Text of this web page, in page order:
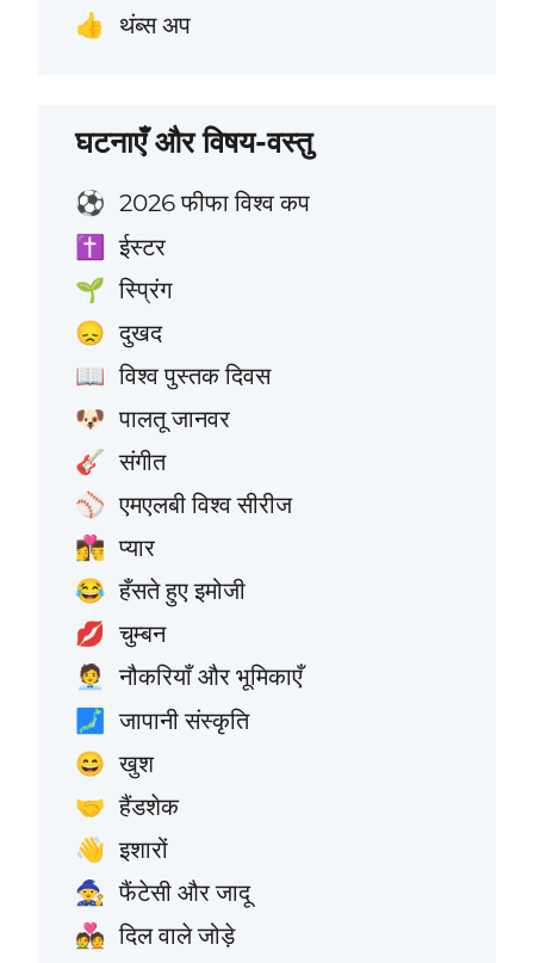
👍 थंब्स अप
घटनाएँ और विषय-वस्तु
⚽ 2026 फीफा विश्व कप
✝️ ईस्टर
🌱 स्प्रिंग
😞 दुखद
📖 विश्व पुस्तक दिवस
🐶 पालतू जानवर
🎸 संगीत
⚾ एमएलबी विश्व सीरीज
👩‍❤️‍💋‍👨 प्यार
😂 हँसते हुए इमोजी
💋 चुम्बन
🧑‍💼 नौकरियाँ और भूमिकाएँ
🗾 जापानी संस्कृति
😄 खुश
🤝 हैंडशेक
👋 इशारों
🧙 फैंटेसी और जादू
💑 दिल वाले जोड़े